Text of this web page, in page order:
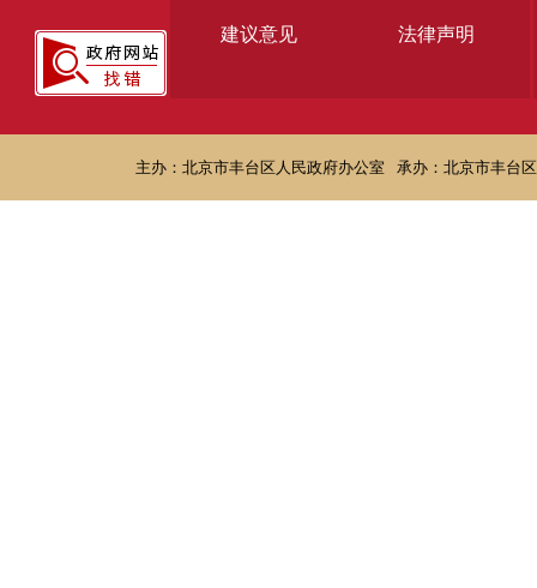
建议意见 法律声明
主办：北京市丰台区人民政府办公室 承办：北京市丰台